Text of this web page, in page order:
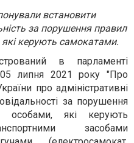
встановити
за порушення правил
керують самокатами.
в парламенті
липня 2021 року "Про
про адміністративні
за порушення
особами, які керують
засобами